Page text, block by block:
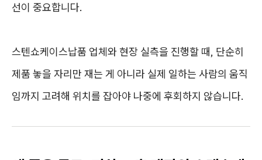
선이 중요합니다.
스텐쇼케이스납품 업체와 현장 실측을 진행할 때, 단순히
제품 놓을 자리만 재는 게 아니라 실제 일하는 사람의 움직
임까지 고려해 위치를 잡아야 나중에 후회하지 않습니다.